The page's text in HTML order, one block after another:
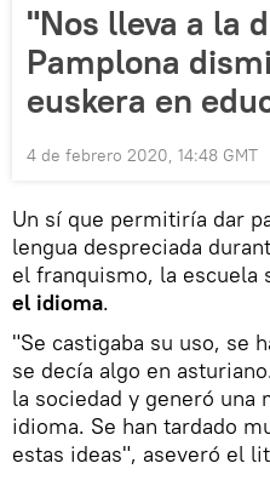
"Nos lleva a la
Pamplona
euskera en
4 de febrero 2020, 14:48 GMT
Un sí que permitiría dar
lengua despreciada
el franquismo, la escuela
el idioma.
"Se castigaba su uso, se
se decía algo en
la sociedad y generó una
idioma. Se han tardado
estas ideas", aseveró el